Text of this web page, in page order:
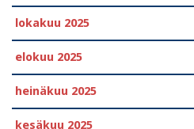
lokakuu 2025
elokuu 2025
heinäkuu 2025
kesäkuu 2025